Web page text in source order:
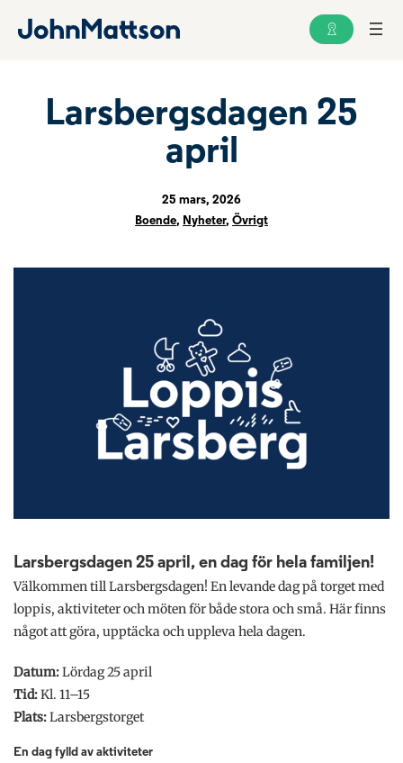
Larsbergsdagen 25
april
25 mars, 2026
Boende, Nyheter, Övrigt
Larsbergsdagen 25 april, en dag för hela familjen!
Välkommen till Larsbergsdagen! En levande dag på torget med
loppis, aktiviteter och möten för både stora och små. Här finns
något att göra, upptäcka och uppleva hela dagen.
Datum:Lördag 25 april
Tid:Kl. 11–15
Plats:Larsbergstorget
En dag fylld av aktiviteter